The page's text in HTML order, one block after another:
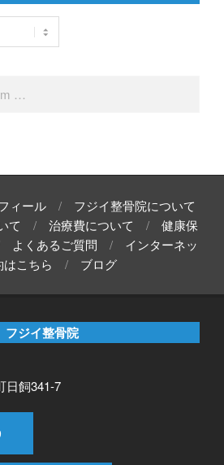
ィール
フジイ整骨院について
て
治療費について
健康保
よくあるご質問
インターネッ
はこちら
ブログ
フジイ整骨院
日飼341-7